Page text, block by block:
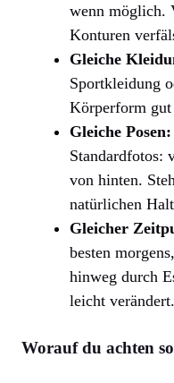
wenn möglich.
Konturen
Gleiche
Sportkleidung
Körperform gut
Gleiche Posen:
Standardfotos:
von hinten.
natürlichen
Gleicher
besten
hinweg durch
leicht verändert.
Worauf du achten